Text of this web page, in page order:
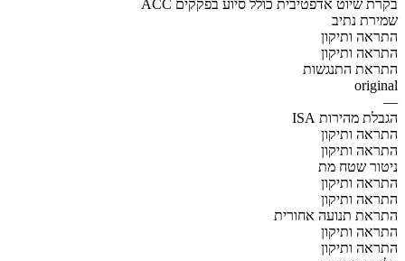
ACC בקרת שיוט אדפטיבית כולל סיוע בפקקים
שמירת נתיב
התראה ותיקון
התראה ותיקון
התראת התנגשות
original
—
הגבלת מהירות ISA
התראה ותיקון
התראה ותיקון
ניטור שטח מת
התראה ותיקון
התראה ותיקון
התראת תנועה אחורית
התראה ותיקון
התראה ותיקון